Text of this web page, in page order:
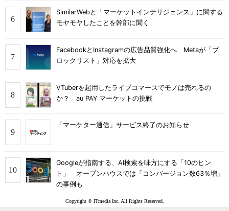
SimilarWebと「マーケットインテリジェンス」に関する
モヤモヤしたことを幹部に聞く
FacebookとInstagramの広告品質強化へ Metaが「ブ
ロックリスト」対応を拡大
VTuberを起用したライブコマースでモノは売れるの
か？ au PAY マーケットの挑戦
「マーケター通信」サービス終了のお知らせ
Googleが指南する、AI検索を味方にする「10のヒン
ト」 オープンハウスでは「コンバージョン数63％増」
の事例も
Copyright © ITmedia Inc. All Rights Reserved.